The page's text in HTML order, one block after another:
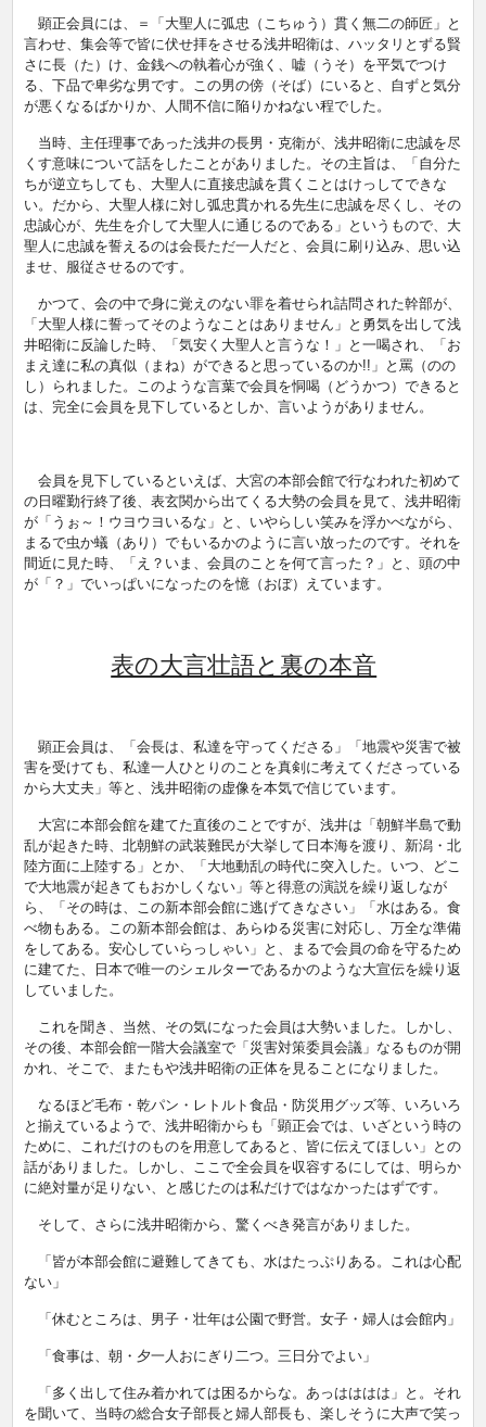
顕正会員には、＝「大聖人に弧忠（こちゅう）貫く無二の師匠」と
言わせ、集会等で皆に伏せ拝をさせる浅井昭衛は、ハッタリとずる賢
さに長（た）け、金銭への執着心が強く、嘘（うそ）を平気でつけ
る、下品で卑劣な男です。この男の傍（そば）にいると、自ずと気分
が悪くなるばかりか、人間不信に陥りかねない程でした。
当時、主任理事であった浅井の長男・克衛が、浅井昭衛に忠誠を尽
くす意味について話をしたことがありました。その主旨は、「自分た
ちが逆立ちしても、大聖人に直接忠誠を貫くことはけっしてできな
い。だから、大聖人様に対し弧忠貫かれる先生に忠誠を尽くし、その
忠誠心が、先生を介して大聖人に通じるのである」というもので、大
聖人に忠誠を誓えるのは会長ただ一人だと、会員に刷り込み、思い込
ませ、服従させるのです。
かつて、会の中で身に覚えのない罪を着せられ詰問された幹部が、
「大聖人様に誓ってそのようなことはありません」と勇気を出して浅
井昭衛に反論した時、「気安く大聖人と言うな！」と一喝され、「お
まえ達に私の真似（まね）ができると思っているのか!!」と罵（のの
し）られました。このような言葉で会員を恫喝（どうかつ）できると
は、完全に会員を見下しているとしか、言いようがありません。
会員を見下しているといえば、大宮の本部会館で行なわれた初めて
の日曜勤行終了後、表玄関から出てくる大勢の会員を見て、浅井昭衛
が「うぉ～！ウヨウヨいるな」と、いやらしい笑みを浮かべながら、
まるで虫か蟻（あり）でもいるかのように言い放ったのです。それを
間近に見た時、「え？いま、会員のことを何て言った？」と、頭の中
が「？」でいっぱいになったのを憶（おぼ）えています。
表の大言壮語と裏の本音
顕正会員は、「会長は、私達を守ってくださる」「地震や災害で被
害を受けても、私達一人ひとりのことを真剣に考えてくださっている
から大丈夫」等と、浅井昭衛の虚像を本気で信じています。
大宮に本部会館を建てた直後のことですが、浅井は「朝鮮半島で動
乱が起きた時、北朝鮮の武装難民が大挙して日本海を渡り、新潟・北
陸方面に上陸する」とか、「大地動乱の時代に突入した。いつ、どこ
で大地震が起きてもおかしくない」等と得意の演説を繰り返しなが
ら、「その時は、この新本部会館に逃げてきなさい」「水はある。食
べ物もある。この新本部会館は、あらゆる災害に対応し、万全な準備
をしてある。安心していらっしゃい」と、まるで会員の命を守るため
に建てた、日本で唯一のシェルターであるかのような大宣伝を繰り返
していました。
これを聞き、当然、その気になった会員は大勢いました。しかし、
その後、本部会館一階大会議室で「災害対策委員会議」なるものが開
かれ、そこで、またもや浅井昭衛の正体を見ることになりました。
なるほど毛布・乾パン・レトルト食品・防災用グッズ等、いろいろ
と揃えているようで、浅井昭衛からも「顕正会では、いざという時の
ために、これだけのものを用意してあると、皆に伝えてほしい」との
話がありました。しかし、ここで全会員を収容するにしては、明らか
に絶対量が足りない、と感じたのは私だけではなかったはずです。
そして、さらに浅井昭衛から、驚くべき発言がありました。
「皆が本部会館に避難してきても、水はたっぷりある。これは心配
ない」
「休むところは、男子・壮年は公園で野営。女子・婦人は会館内」
「食事は、朝・夕一人おにぎり二つ。三日分でよい」
「多く出して住み着かれては困るからな。あっはははは」と。それ
を聞いて、当時の総合女子部長と婦人部長も、楽しそうに大声で笑っ